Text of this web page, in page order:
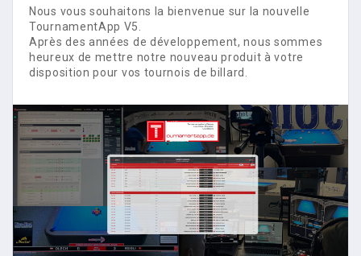
Nous vous souhaitons la bienvenue sur la nouvelle
TournamentApp V5.
Après des années de développement, nous sommes
heureux de mettre notre nouveau produit à votre
disposition pour vos tournois de billard.